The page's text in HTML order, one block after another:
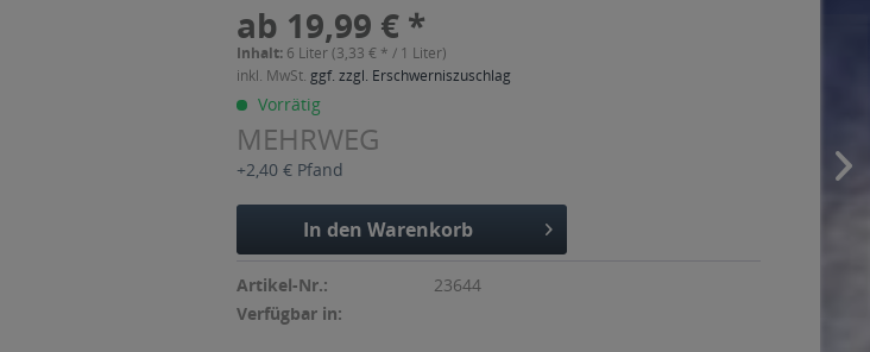
ab 19,99 € *
Inhalt: 6 Liter (3,33 € * / 1 Liter)
inkl. MwSt. ggf. zzgl. Erschwerniszuschlag
Vorrätig
MEHRWEG
+2,40 € Pfand
In den Warenkorb
Artikel-Nr.:
23644
Verfügbar in: